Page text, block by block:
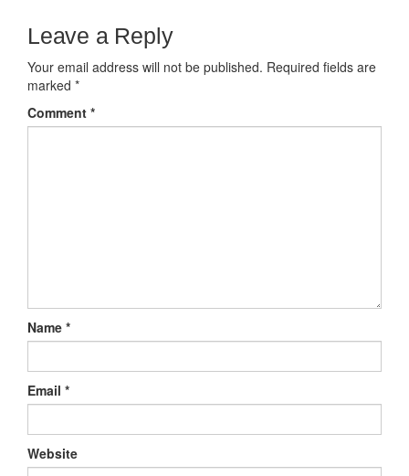
Leave a Reply
Your email address will not be published. Required fields are
marked *
Comment *
Name *
Email *
Website